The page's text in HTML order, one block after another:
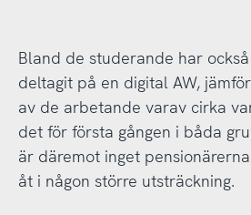
Bland de studerande har
deltagit på en digital AW,
av de arbetande varav cirka
det för första gången i båda
är däremot inget
åt i någon större utsträckning.